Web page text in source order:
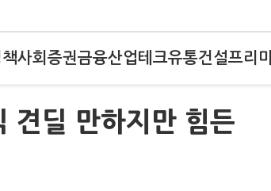
사회 증권금융산업테크유통건설프리
견딜 만하지만 힘든